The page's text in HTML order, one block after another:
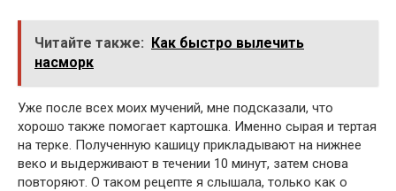
Читайте также: Как быстро вылечить
насморк
Уже после всех моих мучений, мне подсказали, что
хорошо также помогает картошка. Именно сырая и тертая
на терке. Полученную кашицу прикладывают на нижнее
веко и выдерживают в течении 10 минут, затем снова
повторяют. О таком рецепте я слышала, только как о